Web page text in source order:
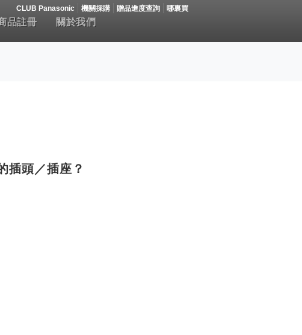
CLUB Panasonic 機關採購 贈品進度查詢 哪裏買
品註冊 關於我們
插頭／插座？